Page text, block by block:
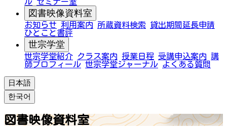
図書映像資料室
お知らせ 利用案内 所蔵資料検索
貸出期間延長申請
ひとこと書評
世宗学堂
世宗学堂紹介 クラス案内 授業日程 受講申込案内 講
師プロフィール 世宗学堂ジャーナル よくある質問
日本語
한국어
図書映像資料室